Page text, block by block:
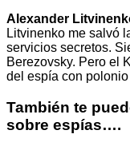
Alexander
Litvinenko me salvó
servicios secretos.
Berezovsky. Pero el
del espía con
También te
sobre espías….